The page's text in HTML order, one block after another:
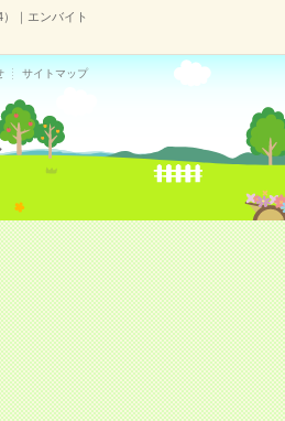
｜エンバイト
サイトマップ